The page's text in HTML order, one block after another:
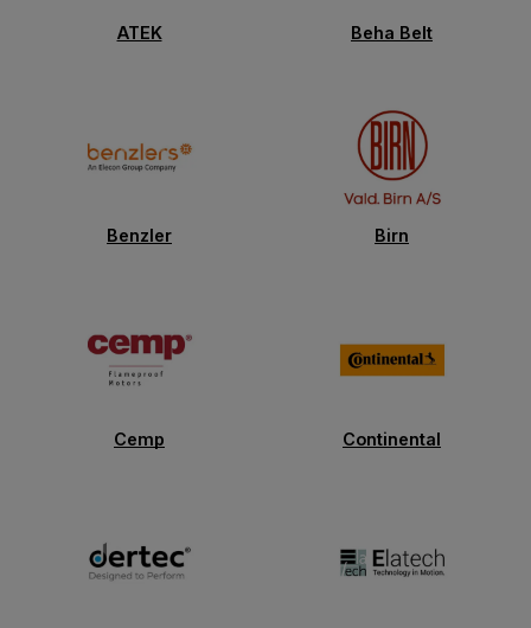
ATEK Beha Belt
Benzler Birn
Cemp Continental